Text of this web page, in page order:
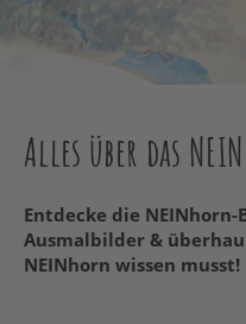
Alles über das
Entdecke die
Ausmalbilder &
NEINhorn wissen musst!